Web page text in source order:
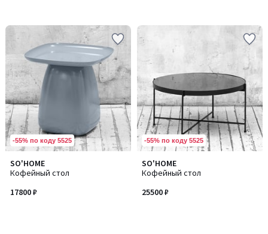
-55% по коду 5525
SO'HOME
Кофейный стол
17800 ₽
-55% по коду 5525
SO'HOME
Кофейный стол
25500 ₽